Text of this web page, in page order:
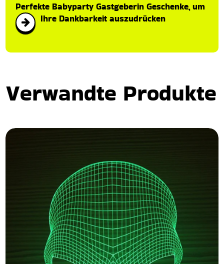
Perfekte Babyparty Gastgeberin Geschenke, um
Ihre Dankbarkeit auszudrücken
Verwandte Produkte